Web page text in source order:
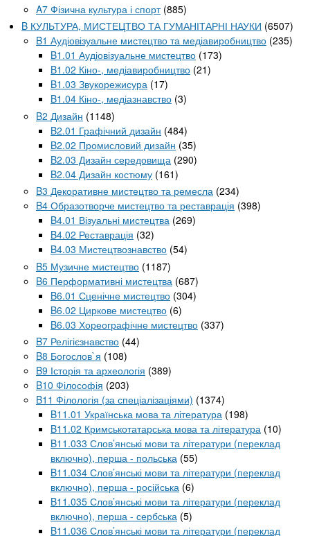
A7 Фізична культура і спорт (885)
B КУЛЬТУРА, МИСТЕЦТВО ТА ГУМАНІТАРНІ НАУКИ (6507)
B1 Аудіовізуальне мистецтво та медіавиробництво (235)
B1.01 Аудіовізуальне мистецтво (173)
B1.02 Кіно-, медіавиробництво (21)
B1.03 Звукорежисура (17)
B1.04 Кіно-, медіазнавство (3)
B2 Дизайн (1148)
B2.01 Графічний дизайн (484)
B2.02 Промисловий дизайн (35)
B2.03 Дизайн середовища (290)
B2.04 Дизайн костюму (161)
B3 Декоративне мистецтво та ремесла (234)
B4 Образотворче мистецтво та реставрація (398)
B4.01 Візуальні мистецтва (269)
B4.02 Реставрація (32)
B4.03 Мистецтвознавство (54)
B5 Музичне мистецтво (1187)
B6 Перформативні мистецтва (687)
B6.01 Сценічне мистецтво (304)
B6.02 Циркове мистецтво (6)
B6.03 Хореографічне мистецтво (337)
B7 Релігієзнавство (44)
B8 Богослов`я (108)
B9 Історія та археологія (389)
B10 Філософія (203)
B11 Філологія (за спеціалізаціями) (1374)
B11.01 Українська мова та література (198)
B11.02 Кримськотатарська мова та література (10)
B11.033 Слов’янські мови та літератури (переклад
включно), перша - польська (55)
B11.034 Слов’янські мови та літератури (переклад
включно), перша - російська (6)
B11.035 Слов’янські мови та літератури (переклад
включно), перша - сербська (5)
B11.036 Слов’янські мови та літератури (переклад